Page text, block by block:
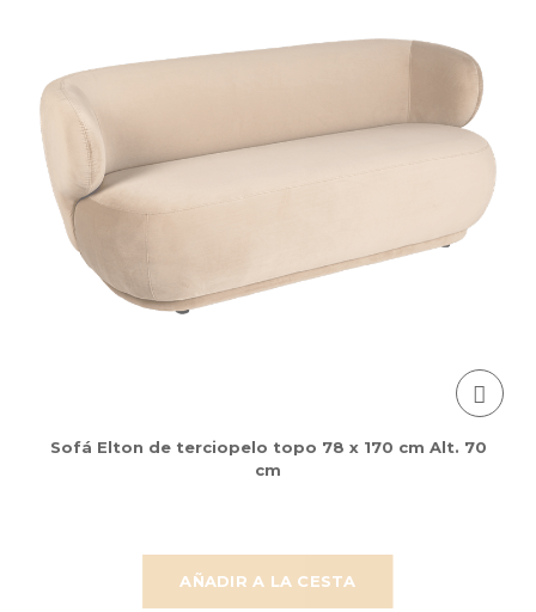
AÑADIR A LA CESTA
Sofá Elton de terciopelo topo 78 x 170 cm Alt. 70
cm